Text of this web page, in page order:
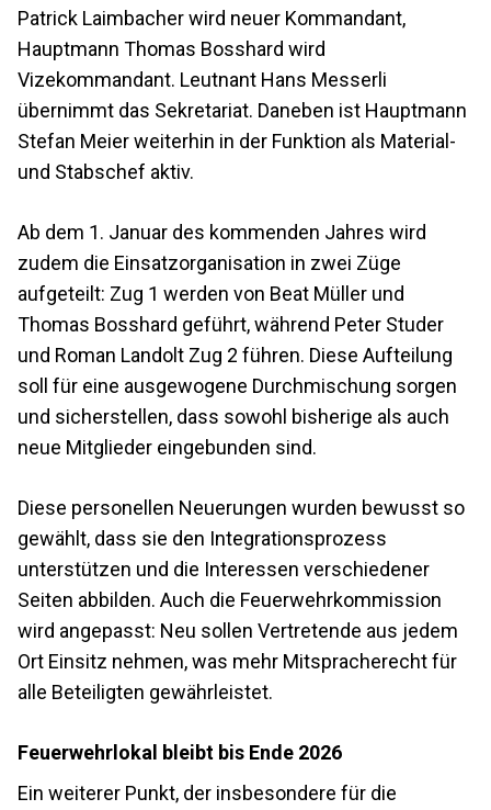
Patrick Laimbacher wird neuer Kommandant,
Hauptmann Thomas Bosshard wird
Vizekommandant. Leutnant Hans Messerli
übernimmt das Sekretariat. Daneben ist Hauptmann
Stefan Meier weiterhin in der Funktion als Material-
und Stabschef aktiv.
Ab dem 1. Januar des kommenden Jahres wird
zudem die Einsatzorganisation in zwei Züge
aufgeteilt: Zug 1 werden von Beat Müller und
Thomas Bosshard geführt, während Peter Studer
und Roman Landolt Zug 2 führen. Diese Aufteilung
soll für eine ausgewogene Durchmischung sorgen
und sicherstellen, dass sowohl bisherige als auch
neue Mitglieder eingebunden sind.
Diese personellen Neuerungen wurden bewusst so
gewählt, dass sie den Integrationsprozess
unterstützen und die Interessen verschiedener
Seiten abbilden. Auch die Feuerwehrkommission
wird angepasst: Neu sollen Vertretende aus jedem
Ort Einsitz nehmen, was mehr Mitspracherecht für
alle Beteiligten gewährleistet.
Feuerwehrlokal bleibt bis Ende 2026
Ein weiterer Punkt, der insbesondere für die